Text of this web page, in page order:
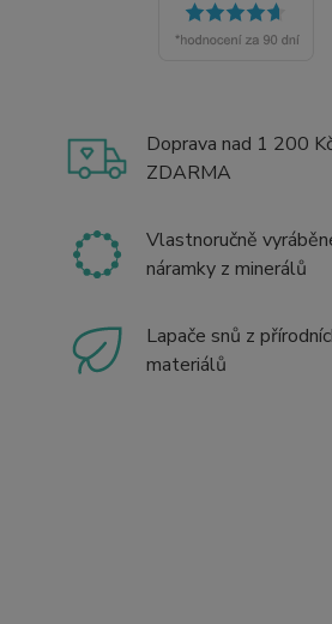
Doprava nad 1 200
ZDARMA
Vlastnoručně
náramky z minerálů
Lapače snů z
materiálů